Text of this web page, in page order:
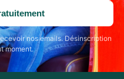
nos emails. Désinscription
moment.